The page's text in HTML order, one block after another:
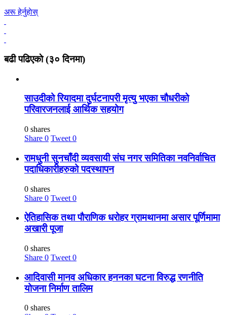
अरू हेर्नुहाेस्
बढी पढिएकाे (३० दिनमा)
साउदीको रियादमा दुर्घटनापरी मृत्यु भएका चौधरीको
परिवारजनलाई आर्थिक सहयोग
0 shares
Share 0 Tweet 0
रामधुनी सुनचाँदी व्यवसायी संघ नगर समितिका नवनिर्वाचित
पदाधिकारीहरुको पदस्थापन
0 shares
Share 0 Tweet 0
ऐतिहासिक तथा पौराणिक धरोहर ग्रामथानमा असार पूर्णिमामा
अखारी पूजा
0 shares
Share 0 Tweet 0
आदिवासी मानव अधिकार हननका घटना विरुद्ध रणनीति
योजना निर्माण तालिम
0 shares